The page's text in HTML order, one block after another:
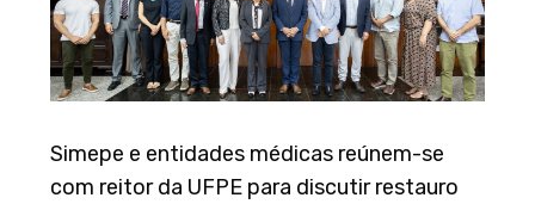
Simepe e entidades médicas reúnem-se
com reitor da UFPE para discutir restauro